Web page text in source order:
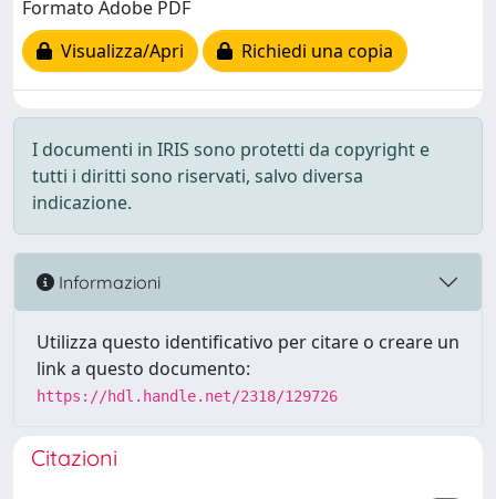
Formato Adobe PDF
Visualizza/Apri
Richiedi una copia
I documenti in IRIS sono protetti da copyright e
tutti i diritti sono riservati, salvo diversa
indicazione.
Informazioni
Utilizza questo identificativo per citare o creare un
link a questo documento:
https://hdl.handle.net/2318/129726
Citazioni